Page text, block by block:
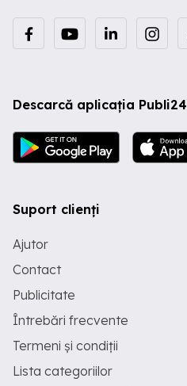
Descarcă aplicația Publi24
Suport clienți
Ajutor
Contact
Publicitate
Întrebări frecvente
Termeni și condiții
Lista categoriilor